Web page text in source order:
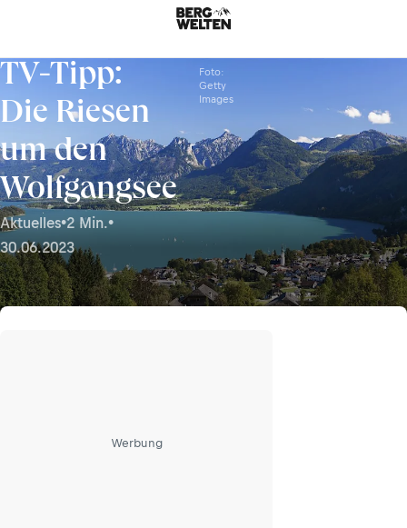
TV-Tipp:
Die Riesen
um den
Wolfgangsee
Aktuelles•2 Min.•
30.06.2023
Foto:
Getty
Images
Werbung